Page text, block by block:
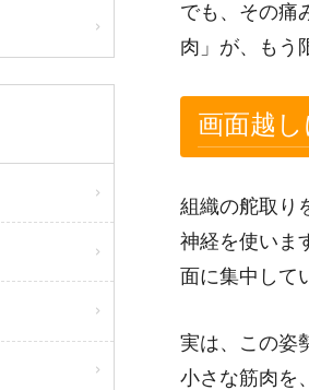
でも、その痛
肉」が、もう
画面越
組織の舵取り
神経を使いま
面に集中して
実は、この姿
小さな筋肉を